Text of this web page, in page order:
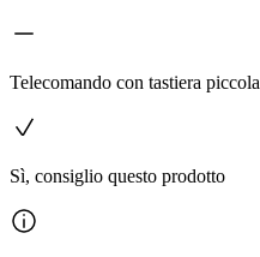
Telecomando con tastiera piccola
Sì, consiglio questo prodotto